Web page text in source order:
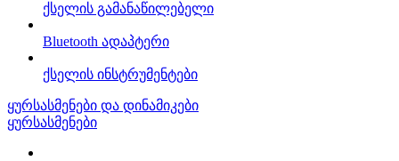
ქსელის გამანაწილებელი
Bluetooth ადაპტერი
ქსელის ინსტრუმენტები
ყურსასმენები და დინამიკები
ყურსასმენები